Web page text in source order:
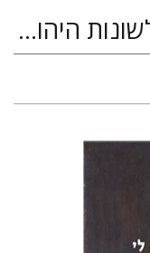
יידיש ותרבותה, עברית ולשונות היהודים, גלויות